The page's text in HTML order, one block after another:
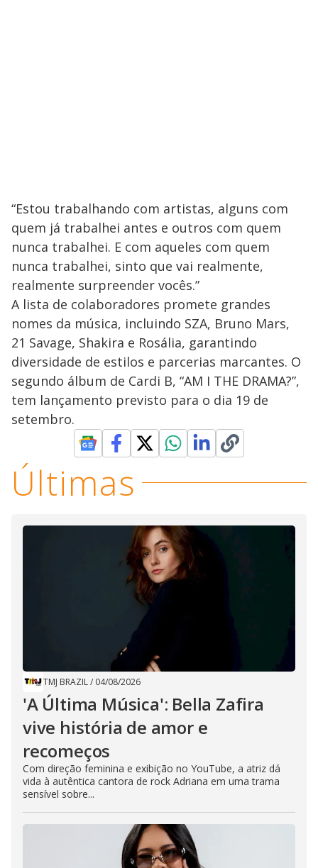
“Estou trabalhando com artistas, alguns com
quem já trabalhei antes e outros com quem
nunca trabalhei. E com aqueles com quem
nunca trabalhei, sinto que vai realmente,
realmente surpreender vocês.”
A lista de colaboradores promete grandes
nomes da música, incluindo SZA, Bruno Mars,
21 Savage, Shakira e Rosália, garantindo
diversidade de estilos e parcerias marcantes. O
segundo álbum de Cardi B, “AM I THE DRAMA?”,
tem lançamento previsto para o dia 19 de
setembro.
Últimas
TMJ BRAZIL/ 04/08/2026
'A Última Música': Bella Zafira
vive história de amor e
recomeços
Com direção feminina e exibição no YouTube, a atriz dá
vida à autêntica cantora de rock Adriana em uma trama
sensível sobre...